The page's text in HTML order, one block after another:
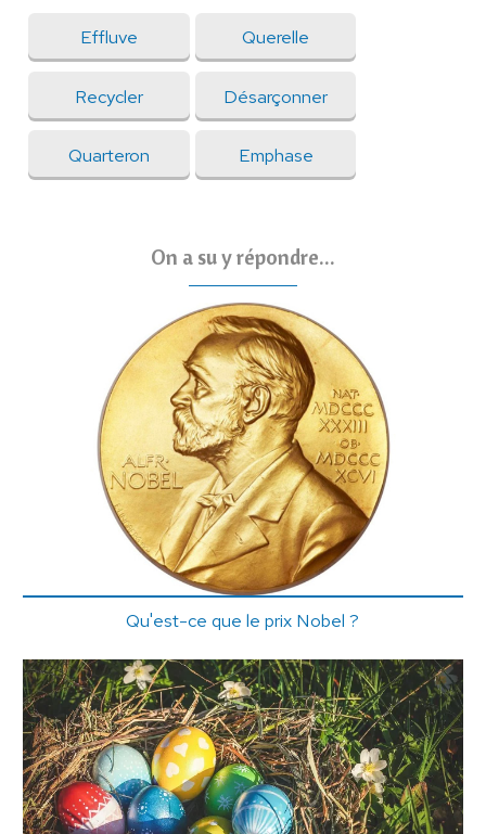
Effluve Querelle
Recycler Désarçonner
Quarteron Emphase
On a su y répondre...
Qu'est-ce que le prix Nobel ?